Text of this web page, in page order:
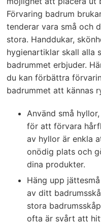
Förvaring badrum
tenderar vara små och
stora. Handdukar,
hygienartiklar skall alla
badrummet erbjuder.
du kan förbättra
badrummet att kännas
Använd små
för att förvara
av hyllor är enkla
onödig plats och
dina produkter.
Häng upp
av ditt
stora
ofta är svårt att